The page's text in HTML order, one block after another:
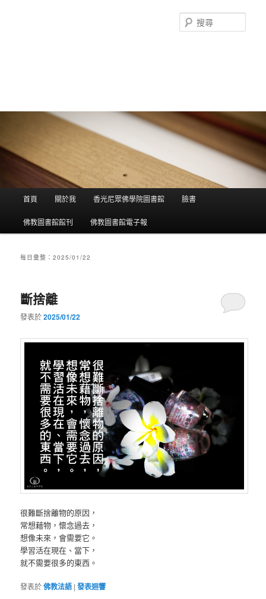
尋
跳到主內容
跳到第二內容
首頁 關於我 香光尼眾佛學院圖書館 臉書
佛教圖書館館刊 佛教圖書館電子報
每日彙整：2025/01/22
斷捨離
發表於2025/01/22
很難斷捨離物的原因，
常想藉物，懷念過去，
想像未來，會需要它。
學習活在現在、當下，
就不需要很多的東西。
發表於佛教法語 |發表迴響